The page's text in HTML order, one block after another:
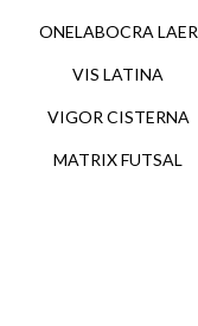
ONELABOCRA LAER
VIS LATINA
VIGOR CISTERNA
MATRIX FUTSAL